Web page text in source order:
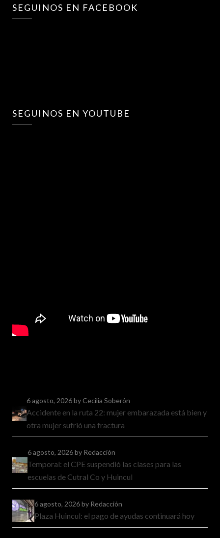
SEGUINOS EN FACEBOOK
SEGUINOS EN YOUTUBE
6 agosto, 2026by Cecilia Soberón
Accidente en la ruta 22: mujer embarazada está bien y
otra mujer sufrió una fractura
6 agosto, 2026by Redacción
Temporal: el CPE suspendió las clases para las
escuelas de Cutral Co y Huincul
6 agosto, 2026by Redacción
Plaza Huincul: el pago de ayudas continuará hoy